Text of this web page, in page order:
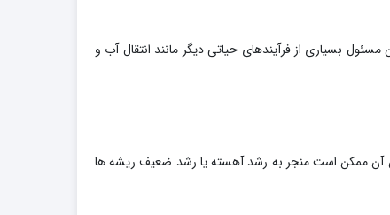
بسیاری از فرآیندهای حیاتی دیگر مانند انتقال آب و
آن ممکن است منجر به رشد آهسته یا رشد ضعیف ریشه ها